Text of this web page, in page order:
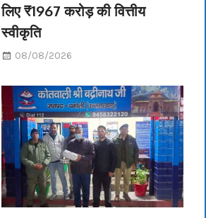
लिए ₹1967 करोड़ की वित्तीय
स्वीकृति
08/08/2026